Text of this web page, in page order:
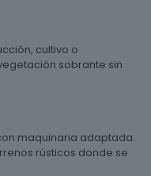
cultivo o
sobrante sin
maquinaria adaptada.
rústicos donde se